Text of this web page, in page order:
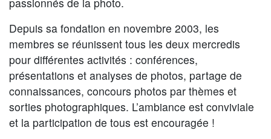
Depuis sa fondation en novembre 2003, les
membres se réunissent tous les deux mercredis
pour différentes activités : conférences,
présentations et analyses de photos, partage de
connaissances, concours photos par thèmes et
sorties photographiques. L’ambiance est conviviale
et la participation de tous est encouragée !